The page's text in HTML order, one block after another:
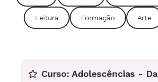
Leitura Formação Arte
Curso: Adolescências - Da